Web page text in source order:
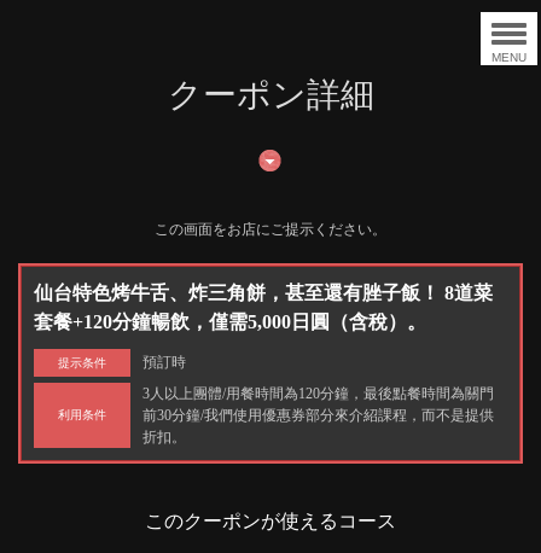
MENU
クーポン詳細
この画面をお店にご提示ください。
仙台特色烤牛舌、炸三角餅，甚至還有脞子飯！ 8道菜
套餐+120分鐘暢飲，僅需5,000日圓（含稅）。
提示条件 預訂時
利用条件
3人以上團體/用餐時間為120分鐘，最後點餐時間為關門
前30分鐘/我們使用優惠券部分來介紹課程，而不是提供
折扣。
このクーポンが使えるコース